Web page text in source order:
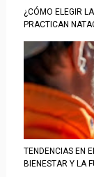
¿CÓMO ELEGIR
PRACTICAN
TENDENCIAS EN
BIENESTAR Y LA